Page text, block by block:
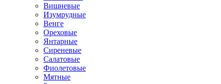
Вишневые
Изумрудные
Венге
Ореховые
Янтарные
Сиреневые
Салатовые
Фиолетовые
Мятные